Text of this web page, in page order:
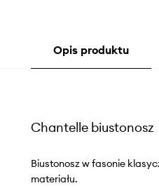
Opis produktu
Chantelle biustonosz
Biustonosz w fasonie
materiału.